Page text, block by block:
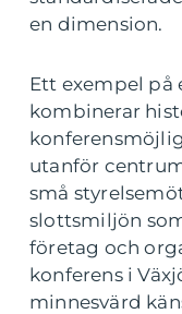
en dimension.
Ett exempel på
kombinerar
utanför
små
slottsmiljön
företag och
konferens i
minnesvärd